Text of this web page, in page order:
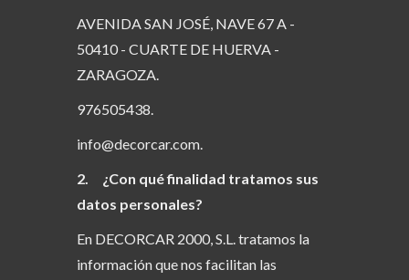
AVENIDA SAN JOSÉ, NAVE 67 A -
50410 - CUARTE DE HUERVA -
ZARAGOZA.
976505438.
info@decorcar.com.
2. ¿Con qué finalidad tratamos sus
datos personales?
En DECORCAR 2000, S.L. tratamos la
información que nos facilitan las